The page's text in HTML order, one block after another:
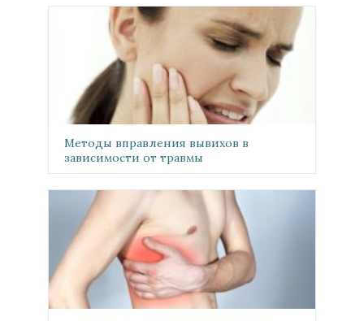
Методы вправления вывихов в
зависимости от травмы